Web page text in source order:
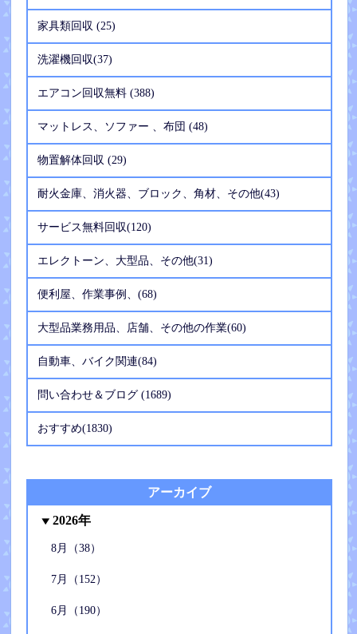
家具類回収 (25)
洗濯機回収(37)
エアコン回収無料 (388)
マットレス、ソファー 、布団 (48)
物置解体回収 (29)
耐火金庫、消火器、ブロック、角材、その他(43)
サービス無料回収(120)
エレクトーン、大型品、その他(31)
便利屋、作業事例、(68)
大型品業務用品、店舗、その他の作業(60)
自動車、バイク関連(84)
問い合わせ＆ブログ (1689)
おすすめ(1830)
アーカイブ
2026年
8月（38）
7月（152）
6月（190）